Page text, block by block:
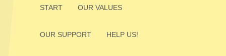
START OUR VALUES
OUR SUPPORT HELP US!